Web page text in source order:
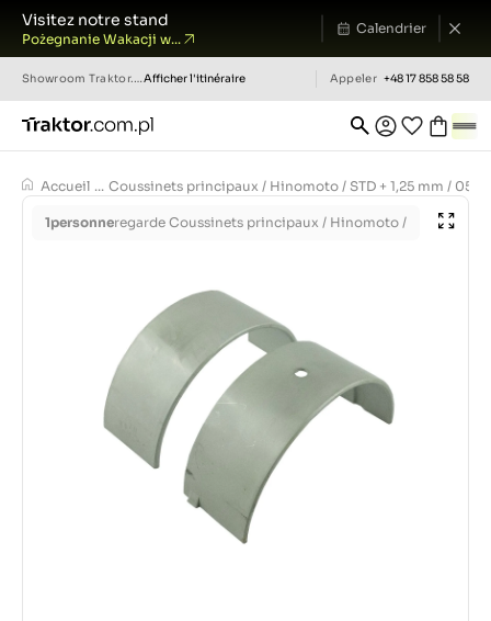
Visitez notre stand
Pożegnanie Wakacji w...
Calendrier
Showroom Traktor.com.pl Afficher l'itinéraire Appeler +48 17 858 58 58
Accueil ... Coussinets principaux / Hinomoto / STD + 1,25 mm / 050
1personneregarde Coussinets principaux / Hinomoto /